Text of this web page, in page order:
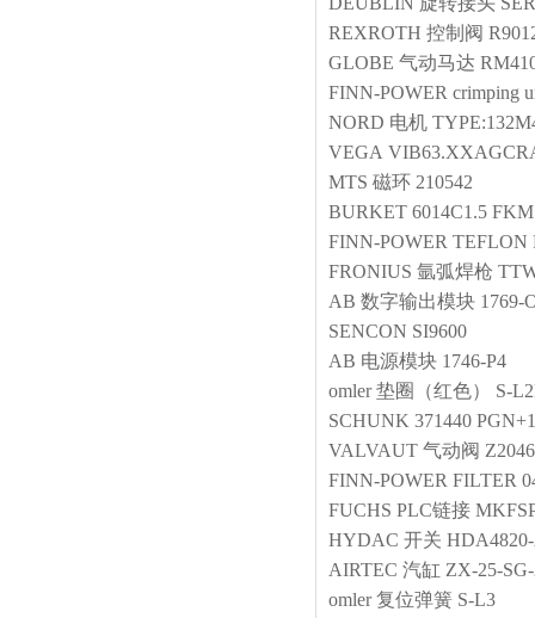
REXROTH 控制阀
GLOBE 气动马达
FINN-POWER crimping
NORD 电机
VEGA
MTS 磁环 210542
BURKET 6014C1.5
FINN-POWER TEFLON
FRONIUS 氩弧焊枪
AB 数字输出模块 1769-
SENCON SI9600
AB 电源模块 1746-P4
omler 垫圈（红色）
S-
SCHUNK 371440
VALVAUT 气动阀
FINN-POWER FILTER
FUCHS PLC链接
HYDAC 开关
AIRTEC 汽缸 ZX-25-
omler 复位弹簧 S-L3